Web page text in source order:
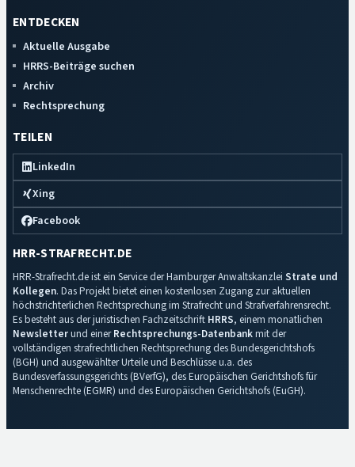
ENTDECKEN
Aktuelle Ausgabe
HRRS-Beiträge suchen
Archiv
Rechtsprechung
TEILEN
LinkedIn
Xing
Facebook
HRR-STRAFRECHT.DE
HRR-Strafrecht.de ist ein Service der Hamburger Anwaltskanzlei Strate und
Kollegen. Das Projekt bietet einen kostenlosen Zugang zur aktuellen
höchstrichterlichen Rechtsprechung im Strafrecht und Strafverfahrensrecht.
Es besteht aus der juristischen Fachzeitschrift HRRS, einem monatlichen
Newsletterund einerRechtsprechungs-Datenbankmit der
vollständigen strafrechtlichen Rechtsprechung des Bundesgerichtshofs
(BGH) und ausgewählter Urteile und Beschlüsse u.a. des
Bundesverfassungsgerichts (BVerfG), des Europäischen Gerichtshofs für
Menschenrechte (EGMR) und des Europäischen Gerichtshofs (EuGH).